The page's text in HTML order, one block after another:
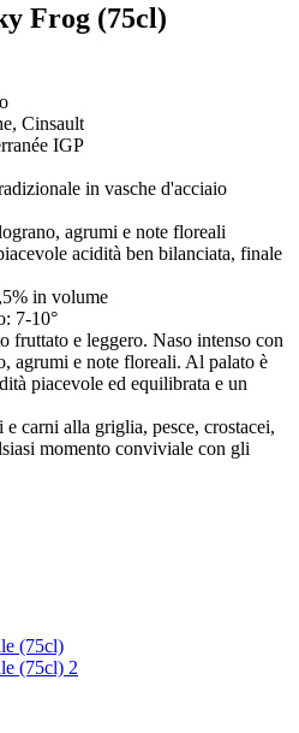
Frog (75cl)
Cinsault
IGP
in vasche d'acciaio
agrumi e note floreali
acidità ben bilanciata, finale
in volume
7-10°
fruttato e leggero. Naso intenso con
agrumi e note floreali. Al palato è
piacevole ed equilibrata e un
carni alla griglia, pesce, crostacei,
momento conviviale con gli